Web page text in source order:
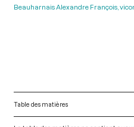
Beauharnais Alexandre François,
Table des matières